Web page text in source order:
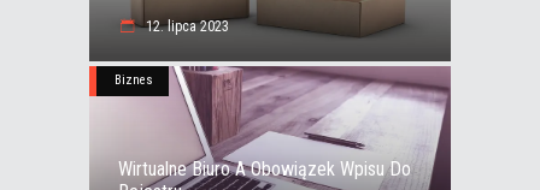
12. lipca 2023
Biznes
Wirtualne Biuro A Obowiązek Wpisu Do